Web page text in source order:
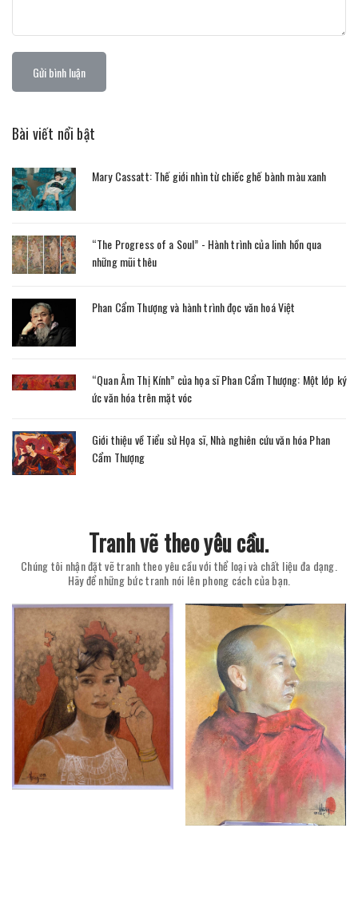
Gửi bình luận
Bài viết nổi bật
Mary Cassatt: Thế giới nhìn từ chiếc ghế bành màu xanh
“The Progress of a Soul” - Hành trình của linh hồn qua
những mũi thêu
Phan Cẩm Thượng và hành trình đọc văn hoá Việt
“Quan Âm Thị Kính” của họa sĩ Phan Cẩm Thượng: Một lớp ký
ức văn hóa trên mặt vóc
Giới thiệu về Tiểu sử Họa sĩ, Nhà nghiên cứu văn hóa Phan
Cẩm Thượng
Tranh vẽ theo yêu cầu.
Chúng tôi nhận đặt vẽ tranh theo yêu cầu với thể loại và chất liệu đa dạng.
Hãy để những bức tranh nói lên phong cách của bạn.